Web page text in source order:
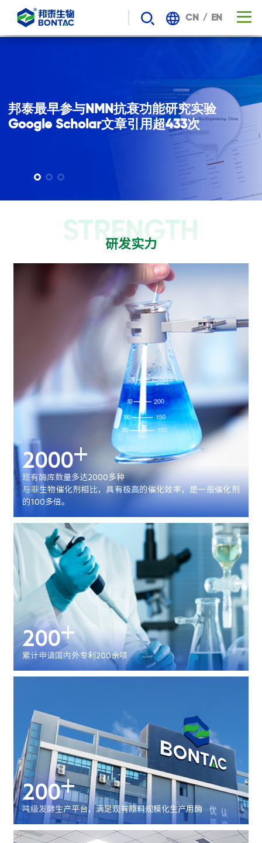
CN / EN
邦泰最早参与NMN抗衰功能研究实验
Google Scholar文章引用超433次
STRENGTH
研发实力
2000+
现有酶库数量多达2000多种
与非生物催化剂相比，具有极高的催化效率，是一般催化剂
的100多倍。
200+
累计申请国内外专利200余项
200+
吨级发酵生产平台，满足现有原料规模化生产用酶